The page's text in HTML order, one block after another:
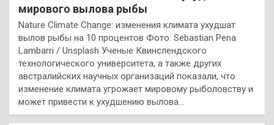
мирового вылова рыбы
Nature Climate Change: изменения климата ухудшат
вылов рыбы на 10 процентов Фото: Sebastian Pena
Lambarri / Unsplash Ученые Квинслендского
технологического университета, а также других
австралийских научных организаций показали, что
изменение климата угрожает мировому рыболовству и
может привести к ухудшению вылова…